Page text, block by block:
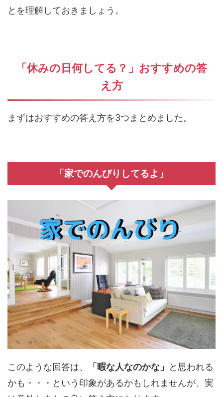
とを理解しておきましょう。
「休みの日何してる？」おすすめの答
え方
まずはおすすめの答え方を3つまとめました。
「家でのんびりしてるよ」
このような回答は、 「暇な人なのかな」
と思われる
かも・・・という印象があるかもしれませんが、実